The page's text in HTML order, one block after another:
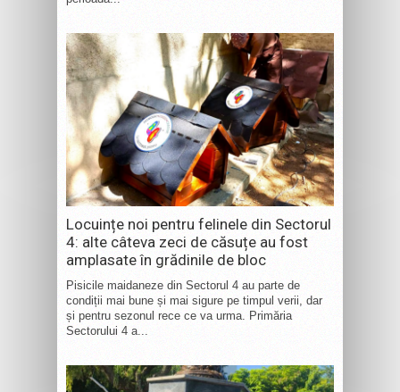
Locuințe noi pentru felinele din Sectorul
4: alte câteva zeci de căsuțe au fost
amplasate în grădinile de bloc
Pisicile maidaneze din Sectorul 4 au parte de
condiții mai bune și mai sigure pe timpul verii, dar
și pentru sezonul rece ce va urma. Primăria
Sectorului 4 a...